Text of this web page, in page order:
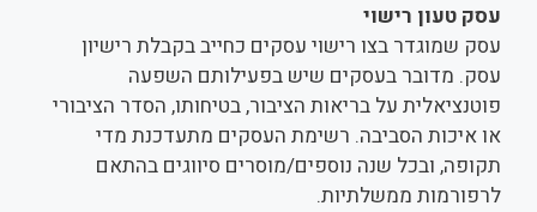
עסק טעון רישוי
עסק שמוגדר בצו רישוי עסקים כחייב בקבלת רישיון
עסק. מדובר בעסקים שיש בפעילותם השפעה
פוטנציאלית על בריאות הציבור, בטיחותו, הסדר הציבורי
או איכות הסביבה. רשימת העסקים מתעדכנת מדי
תקופה, ובכל שנה נוספים/מוסרים סיווגים בהתאם
לרפורמות ממשלתיות.